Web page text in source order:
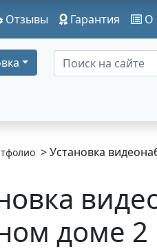
Отзывы Гарантия О
> Установка
доме 2